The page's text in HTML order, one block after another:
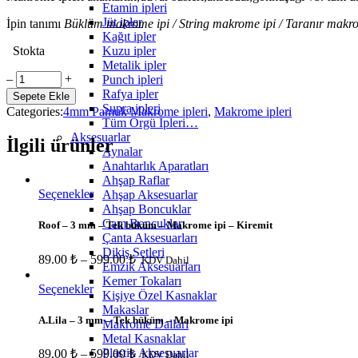
Etamin ipleri
Jüt ipler
Kağıt ipler
Kuzu ipler
Metalik ipler
Punch ipleri
Rafya ipler
Supra ipleri
Tüm Örgü İpleri…
Aksesuarlar
Aynalar
Anahtarlık Aparatları
Ahşap Raflar
Ahşap Aksesuarlar
Ahşap Boncuklar
Cam Boncuklar
Çanta Aksesuarları
Dikiş Setleri
Emzik Aksesuarları
Kemer Tokaları
Kişiye Özel Kasnaklar
Makaslar
Makrome Dalları
Metal Kasnaklar
Plastik Aksesuarlar
İpin tanımı Büklüm makrome ipi / String makrome ipi / Taranır
Stokta
Mint
Su
yeşili
4
mm
Büküm
Makrome
‒ +
Sepete Ekle
Categories:4mm Pamuk Makrome ipleri, Makrome ipleri
İlgili ürünler
Seçenekler
Roof – 3 mm – Tek büküm – Makrome ipi – Kiremit
89.00 ₺ –599.00₺ KDV Dahil
Seçenekler
A.Lila – 3 mm – Tek büküm – Makrome ipi
89.00 ₺ –599.00₺ KDV Dahil